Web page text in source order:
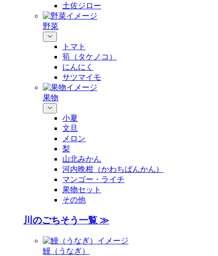
土佐ジロー
野菜
トマト
筍（タケノコ）
にんにく
サツマイモ
果物
小夏
文旦
メロン
梨
山北みかん
河内晩柑（かわちばんかん）
マンゴー・ライチ
果物セット
その他
川のごちそう一覧 ≫
鰻（うなぎ）